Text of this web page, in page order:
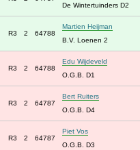
De Wintertuinders D2
R3 2 64788
Martien Heijman
B.V. Loenen 2
R3 2 64788
Edu Wijdeveld
O.G.B. D1
R3 2 64787
Bert Ruiters
O.G.B. D4
R3 2 64787
Piet Vos
O.G.B. D3